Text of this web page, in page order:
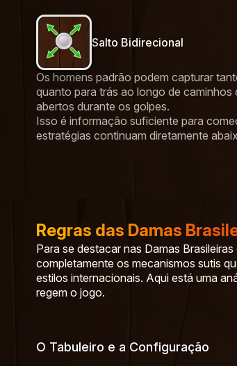
Salto Bidirecional
Os homens padrão podem capturar
quanto para trás ao longo de caminhos
abertos durante os golpes.
Isso é informação suficiente para
estratégias continuam diretamente
Regras das Damas
Para se destacar nas Damas
completamente os mecanismos sutis
estilos internacionais. Aqui está uma
regem o jogo.
O Tabuleiro e a Configuração